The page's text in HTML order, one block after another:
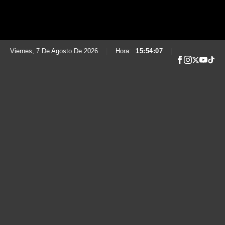
Viernes, 7 De Agosto De 2026 Hora: 15:54:08